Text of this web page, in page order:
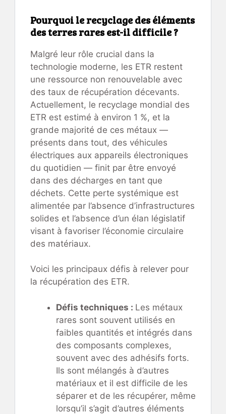
Pourquoi le recyclage des éléments
des terres rares est-il difficile ?
Malgré leur rôle crucial dans la
technologie moderne, les ETR restent
une ressource non renouvelable avec
des taux de récupération décevants.
Actuellement, le recyclage mondial des
ETR est estimé à environ 1 %, et la
grande majorité de ces métaux —
présents dans tout, des véhicules
électriques aux appareils électroniques
du quotidien — finit par être envoyé
dans des décharges en tant que
déchets. Cette perte systémique est
alimentée par l’absence d’infrastructures
solides et l’absence d’un élan législatif
visant à favoriser l’économie circulaire
des matériaux.
Voici les principaux défis à relever pour
la récupération des ETR.
Défis techniques : Les métaux
rares sont souvent utilisés en
faibles quantités et intégrés dans
des composants complexes,
souvent avec des adhésifs forts.
Ils sont mélangés à d’autres
matériaux et il est difficile de les
séparer et de les récupérer, même
lorsqu’il s’agit d’autres éléments